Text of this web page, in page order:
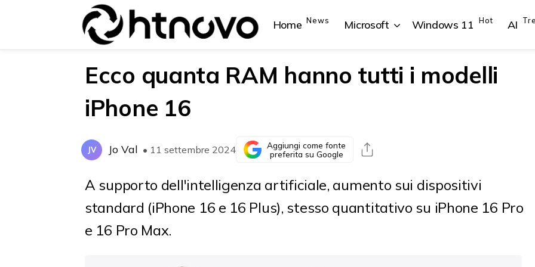
Home News Microsoft
{{POSTS[0].LABEL}}
Windows 11 Hot AI
{{POSTS[0].LABEL}}
Ecco quanta RAM hanno tutti i modelli
iPhone 16
JV Jo Val • 11 settembre 2024
Aggiungi come fonte
preferita su Google
A supporto dell'intelligenza artificiale, aumento sui dispositivi
standard (iPhone 16 e 16 Plus), stesso quantitativo su iPhone 16 Pro
e 16 Pro Max.